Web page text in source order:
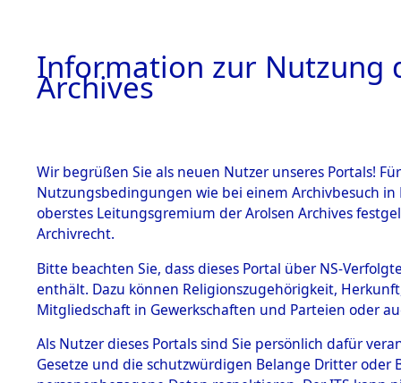
BESTÄNDE
1.
mente
5. Verschiedenes
0100
Information zur Nutzung
Archives
Wir begrüßen Sie als neuen Nutzer unseres Portals!
Nutzungsbedingungen wie bei einem Archivbesuch
oberstes Leitungsgremium der Arolsen Archives
Archivrecht.
Bitte beachten Sie, dass dieses Portal über NS-
enthält. Dazu können Religionszugehörigkeit,
Mitgliedschaft in Gewerkschaften und Parteien oder
Als Nutzer dieses Portals sind Sie persönlich dafür
Gesetze und die schutzwürdigen Belange Dritter